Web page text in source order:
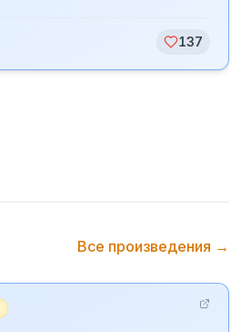
137
Все произведения →